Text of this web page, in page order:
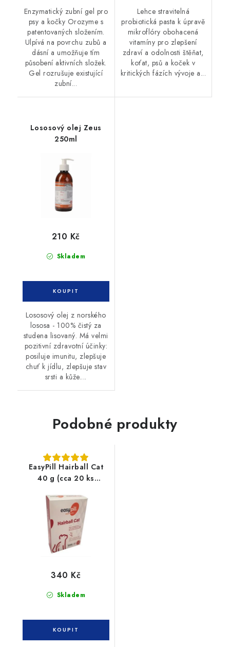
Enzymatický zubní gel pro
psy a kočky Orozyme s
patentovaných složením.
Ulpívá na povrchu zubů a
dásní a umožňuje tím
působení aktivních složek.
Gel rozrušuje existující
zubní...
Lehce stravitelná
probiotická pasta k úpravě
mikroflóry obohacená
vitamíny pro zlepšení
zdraví a odolnosti štěňat,
koťat, psů a koček v
kritických fázích vývoje a...
Lososový olej Zeus
250ml
Skladem
210 Kč
Lososový olej z norského
lososa - 100% čistý za
studena lisovaný. Má velmi
pozitivní zdravotní účinky:
posiluje imunitu, zlepšuje
chuť k jídlu, zlepšuje stav
srsti a kůže....
Podobné produkty
EasyPill Hairball Cat
40 g (cca 20 ks
Skladem
340 Kč